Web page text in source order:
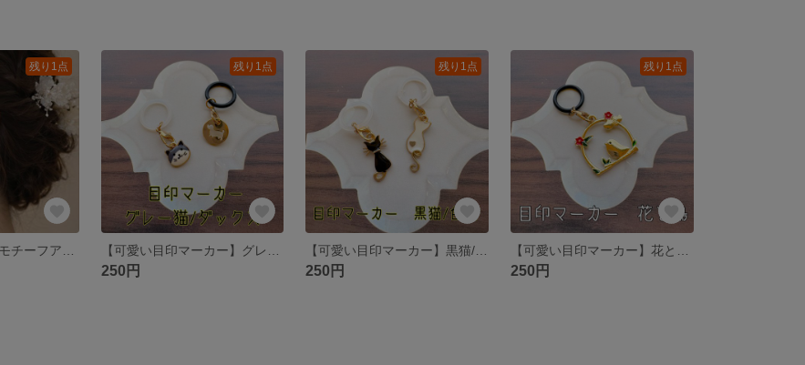
残り1点 残り1点
250円
残り1点
250円
残り1点
250円